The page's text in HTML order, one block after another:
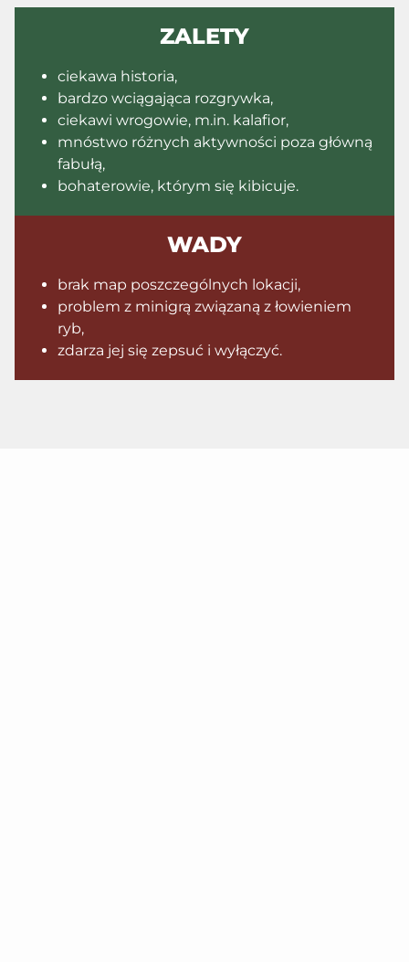
ZALETY
ciekawa historia,
bardzo wciągająca rozgrywka,
ciekawi wrogowie, m.in. kalafior,
mnóstwo różnych aktywności poza główną
fabułą,
bohaterowie, którym się kibicuje.
WADY
brak map poszczególnych lokacji,
problem z minigrą związaną z łowieniem
ryb,
zdarza jej się zepsuć i wyłączyć.